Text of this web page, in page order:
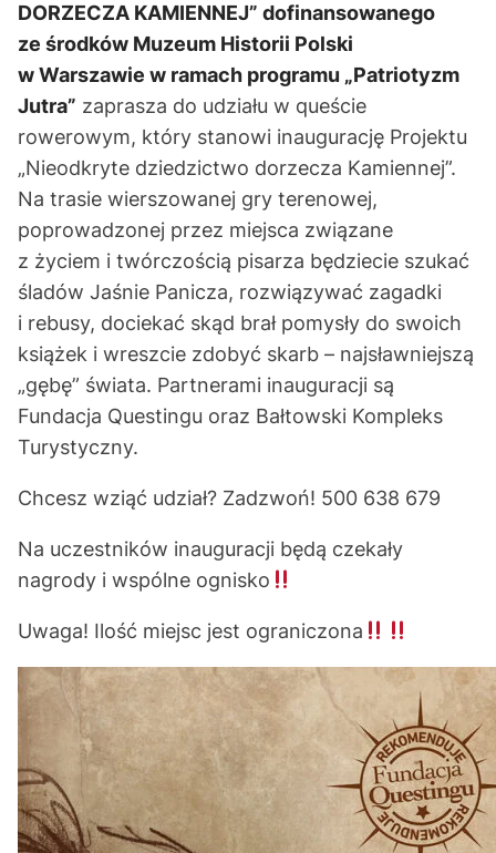
DORZECZA KAMIENNEJ” dofinansowanego
ze środków Muzeum Historii Polski
w Warszawie w ramach programu „Patriotyzm
Jutra” zaprasza do udziału w queście
rowerowym, który stanowi inaugurację Projektu
„Nieodkryte dziedzictwo dorzecza Kamiennej”.
Na trasie wierszowanej gry terenowej,
poprowadzonej przez miejsca związane
z życiem i twórczością pisarza będziecie szukać
śladów Jaśnie Panicza, rozwiązywać zagadki
i rebusy, dociekać skąd brał pomysły do swoich
książek i wreszcie zdobyć skarb – najsławniejszą
„gębę” świata. Partnerami inauguracji są
Fundacja Questingu oraz Bałtowski Kompleks
Turystyczny.
Chcesz wziąć udział? Zadzwoń! 500 638 679
Na uczestników inauguracji będą czekały
nagrody i wspólne ognisko
Uwaga! Ilość miejsc jest ograniczona